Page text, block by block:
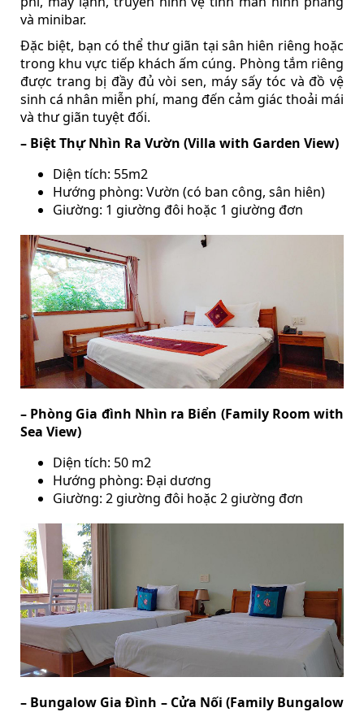
và minibar.
Đặc biệt, bạn có thể thư giãn tại sân hiên riêng hoặc
trong khu vực tiếp khách ấm cúng. Phòng tắm riêng
được trang bị đầy đủ vòi sen, máy sấy tóc và đồ vệ
sinh cá nhân miễn phí, mang đến cảm giác thoải mái
và thư giãn tuyệt đối.
– Biệt Thự Nhìn Ra Vườn (Villa with Garden View)
Diện tích: 55m2
Hướng phòng: Vườn (có ban công, sân hiên)
Giường: 1 giường đôi hoặc 1 giường đơn
– Phòng Gia đình Nhìn ra Biển (Family Room with
Sea View)
Diện tích: 50 m2
Hướng phòng: Đại dương
Giường: 2 giường đôi hoặc 2 giường đơn
– Bungalow Gia Đình – Cửa Nối (Family Bungalow